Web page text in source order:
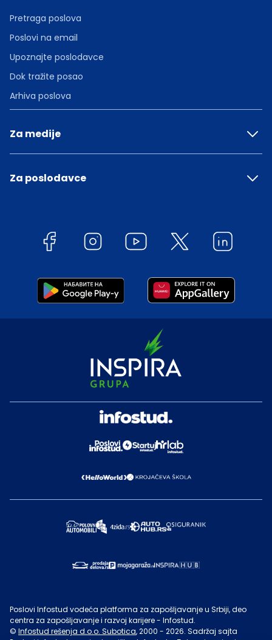
Pretraga poslova
Poslovi na email
Upoznajte poslodavce
Dok tražite posao
Arhiva poslova
Za medije
Za poslodavce
Poslovi Infostud vodeća platforma za zapošljavanje u Srbiji, deo
centra za zapošljavanje i razvoj karijere - Infostud.
© Infostud rešenja d.o.o. Subotica, 2000 - 2026. Sadržaj sajta